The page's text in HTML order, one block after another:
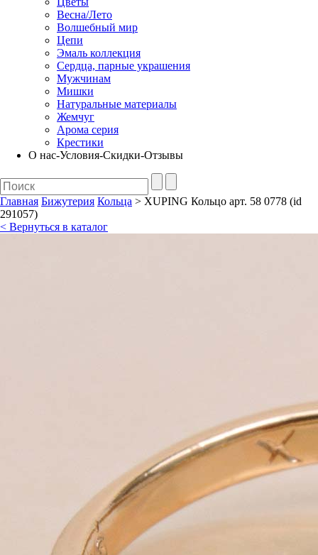
Весна/Лето
Волшебный мир
Цепи
Эмаль коллекция
Сердца, парные украшения
Мужчинам
Мишки
Натуральные материалы
Жемчуг
Арома серия
Крестики
О нас-Условия-Скидки-Отзывы
Главная Бижутерия Кольца > XUPING Кольцо арт. 58 0778 (id
291057)
< Вернуться в каталог